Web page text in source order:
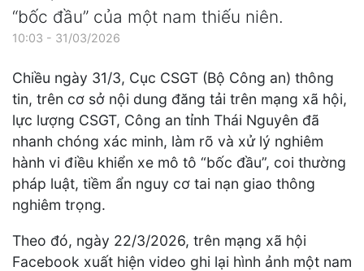
“bốc đầu” của một nam thiếu niên.
10:03 - 31/03/2026
Chiều ngày 31/3, Cục CSGT (Bộ Công an) thông
tin, trên cơ sở nội dung đăng tải trên mạng xã hội,
lực lượng CSGT, Công an tỉnh Thái Nguyên đã
nhanh chóng xác minh, làm rõ và xử lý nghiêm
hành vi điều khiển xe mô tô “bốc đầu”, coi thường
pháp luật, tiềm ẩn nguy cơ tai nạn giao thông
nghiêm trọng.
Theo đó, ngày 22/3/2026, trên mạng xã hội
Facebook xuất hiện video ghi lại hình ảnh một nam